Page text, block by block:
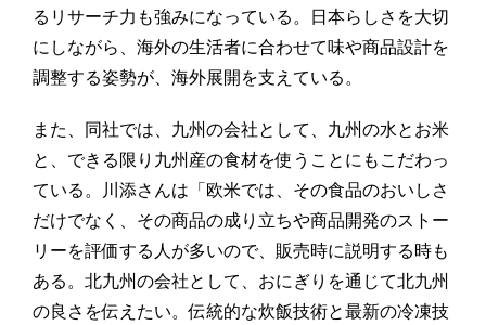
るリサーチ力も強みになっている。日本らしさを大切
にしながら、海外の生活者に合わせて味や商品設計を
調整する姿勢が、海外展開を支えている。
また、同社では、九州の会社として、九州の水とお米
と、できる限り九州産の食材を使うことにもこだわっ
ている。川添さんは「欧米では、その食品のおいしさ
だけでなく、その商品の成り立ちや商品開発のストー
リーを評価する人が多いので、販売時に説明する時も
ある。北九州の会社として、おにぎりを通じて北九州
の良さを伝えたい。伝統的な炊飯技術と最新の冷凍技